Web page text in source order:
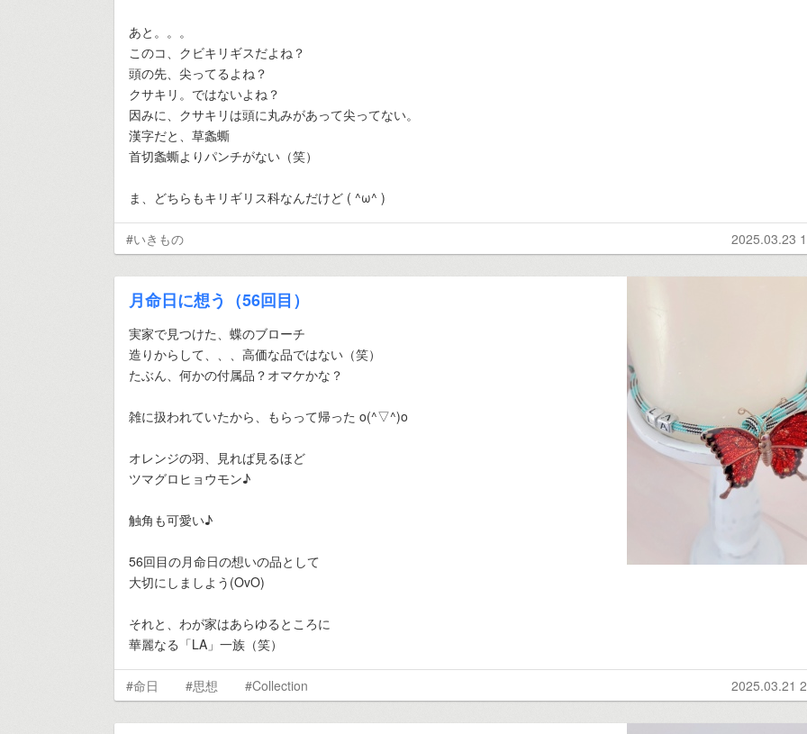
あと。。。
このコ、クビキリギスだよね？
頭の先、尖ってるよね？
クサキリ。ではないよね？
因みに、クサキリは頭に丸みがあって尖ってない。
漢字だと、草螽蟖
首切螽蟖よりパンチがない（笑）
ま、どちらもキリギリス科なんだけど ( ^ω^ )
#いきもの 2025.03.23
月命日に想う（56回目）
実家で見つけた、蝶のブローチ
造りからして、、、高価な品ではない（笑）
たぶん、何かの付属品？オマケかな？
雑に扱われていたから、もらって帰った o(^▽^)o
オレンジの羽、見れば見るほど
ツマグロヒョウモン♪
触角も可愛い♪
56回目の月命日の想いの品として
大切にしましよう(OvO)
それと、わが家はあらゆるところに
華麗なる「LA」一族（笑）
#命日 #思想 #Collection 2025.03.21